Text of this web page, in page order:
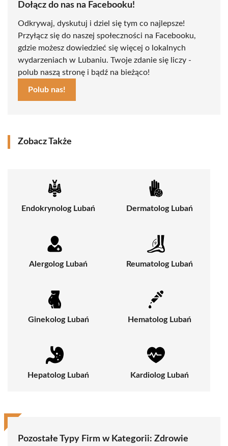
Dołącz do nas na Facebooku!
Odkrywaj, dyskutuj i dziel się tym co najlepsze!
Przyłącz się do naszej społeczności na Facebooku,
gdzie możesz dowiedzieć się więcej o lokalnych
wydarzeniach w Lubaniu. Twoje zdanie się liczy -
polub naszą stronę i bądź na bieżąco!
Polub nas!
Zobacz Także
Endokrynolog Lubań Dermatolog Lubań
Alergolog Lubań Reumatolog Lubań
Ginekolog Lubań Hematolog Lubań
Hepatolog Lubań Kardiolog Lubań
Pozostałe Typy Firm w Kategorii: Zdrowie